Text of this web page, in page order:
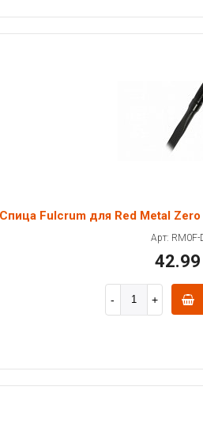
Спица Fulcrum для Red Metal
Арт: RM0F-
42.99